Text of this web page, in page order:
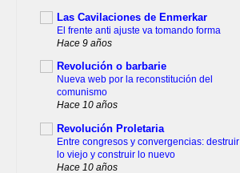
Las Cavilaciones de Enmerkar
El frente anti ajuste va tomando forma
Hace 9 años
Revolución o barbarie
Nueva web por la reconstitución del
comunismo
Hace 10 años
Revolución Proletaria
Entre congresos y convergencias: destruir
lo viejo y construir lo nuevo
Hace 10 años